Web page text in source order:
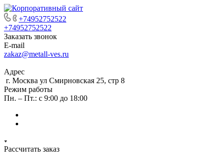
+74952752522
+74952752522
Заказать звонок
E-mail
zakaz@metall-ves.ru
Адрес
г. Москва ул Смирновская 25, стр 8
Режим работы
Пн. – Пт.: с 9:00 до 18:00
Рассчитать заказ